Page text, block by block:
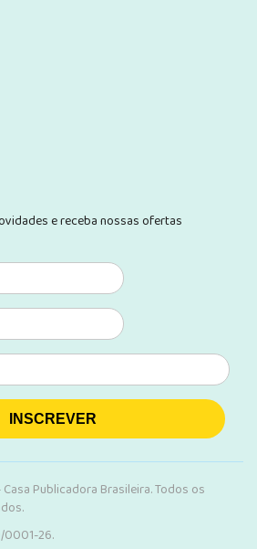
e receba nossas ofertas
INSCREVER
Publicadora Brasileira. Todos os
0001-26.